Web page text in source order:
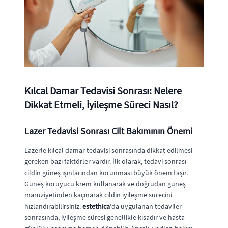
Kılcal Damar Tedavisi Sonrası: Nelere
Dikkat Etmeli, İyileşme Süreci Nasıl?
Lazer Tedavisi Sonrası Cilt Bakımının Önemi
Lazerle kılcal damar tedavisi sonrasında dikkat edilmesi
gereken bazı faktörler vardır. İlk olarak, tedavi sonrası
cildin güneş ışınlarından korunması büyük önem taşır.
Güneş koruyucu krem kullanarak ve doğrudan güneş
maruziyetinden kaçınarak cildin iyileşme sürecini
hızlandırabilirsiniz.estethica'da uygulanan tedaviler
sonrasında, iyileşme süresi genellikle kısadır ve hasta